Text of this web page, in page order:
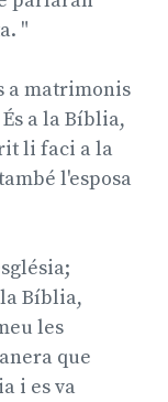
"
a matrimonis
a la Bíblia,
li faci a la
l'esposa
Bíblia,
les
que
i es va